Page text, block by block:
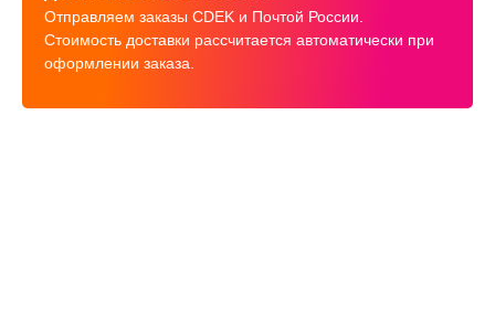
Отправляем заказы CDEK и Почтой России.
Стоимость доставки рассчитается автоматически при
оформлении заказа.